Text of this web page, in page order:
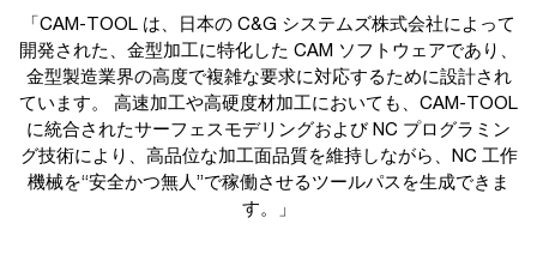
「CAM-TOOL は、日本の C&G システムズ株式会社によって
開発された、金型加工に特化した CAM ソフトウェアであり、
金型製造業界の高度で複雑な要求に対応するために設計され
ています。 高速加工や高硬度材加工においても、CAM-TOOL
に統合されたサーフェスモデリングおよび NC プログラミン
グ技術により、高品位な加工面品質を維持しながら、NC 工作
機械を“安全かつ無人”で稼働させるツールパスを生成できま
す。」